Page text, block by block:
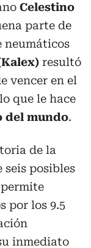
Celestino
parte de
neumáticos
resultó
vencer en el
que le hace
del mundo.
de la
posibles
por los 9.5
inmediato